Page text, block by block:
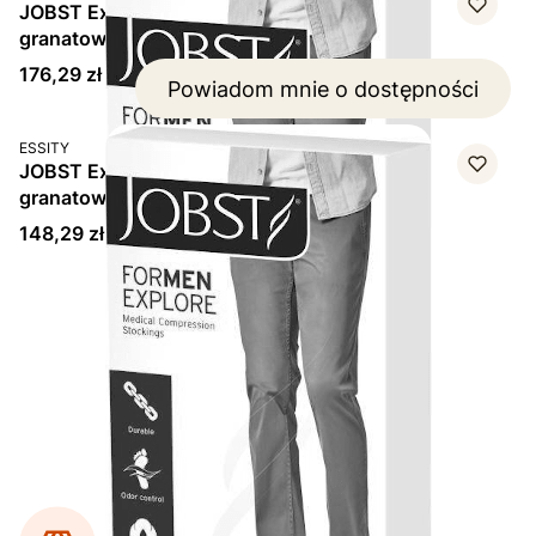
JOBST Explore For Men, podkolanówki CCL1,
granatowe, rozmiar 4, 1 para
Cena
176,29 zł
Powiadom mnie o dostępności
PRODUCENT
ESSITY
JOBST Explore For Men, podkolanówki CCL1,
granatowe, rozmiar 5, 1 para
Cena
148,29 zł
Strona Przejdź do ostatniej